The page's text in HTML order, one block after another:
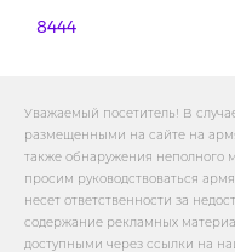
8444
Уважаемый посетитель! В
размещенными на сайте на
также обнаружения неполного
просим руководствоваться
несет ответственности за
содержание рекламных
доступными через ссылки на